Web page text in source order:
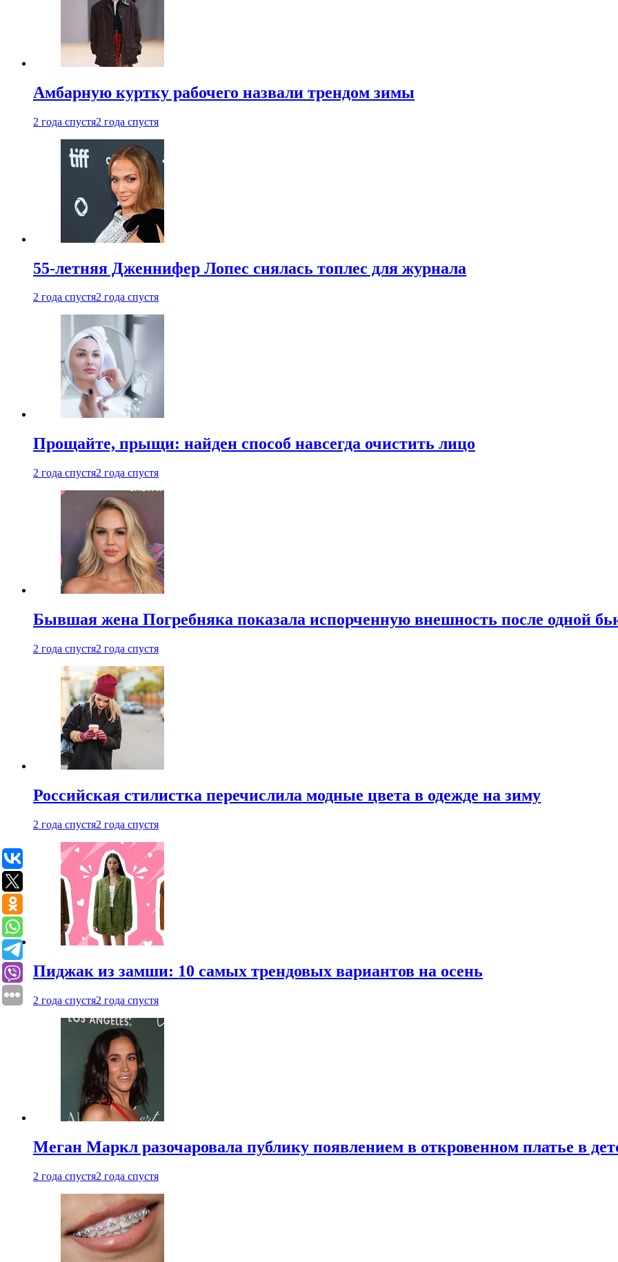
Амбарную куртку рабочего назвали трендом зимы
2 года спустя2 года спустя
55-летняя Дженнифер Лопес снялась топлес для журнала
2 года спустя2 года спустя
Прощайте, прыщи: найден способ навсегда очистить лицо
2 года спустя2 года спустя
Бывшая жена Погребняка показала испорченную внешность после одной
2 года спустя2 года спустя
Российская стилистка перечислила модные цвета в одежде на зиму
2 года спустя2 года спустя
Пиджак из замши: 10 самых трендовых вариантов на осень
2 года спустя2 года спустя
Меган Маркл разочаровала публику появлением в откровенном платье в
2 года спустя2 года спустя